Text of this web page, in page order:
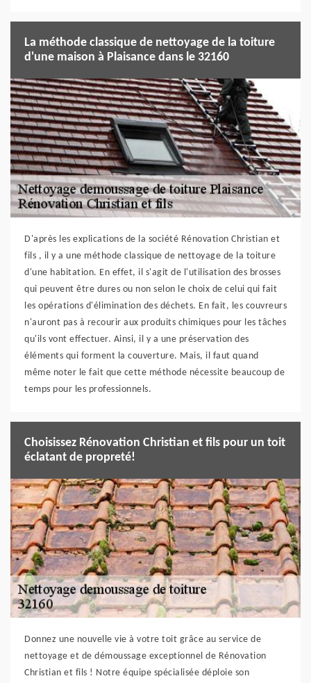
La méthode classique de nettoyage de la toiture
d'une maison à Plaisance dans le 32160
D'après les explications de la société Rénovation Christian et
fils , il y a une méthode classique de nettoyage de la toiture
d'une habitation. En effet, il s'agit de l'utilisation des brosses
qui peuvent être dures ou non selon le choix de celui qui fait
les opérations d'élimination des déchets. En fait, les couvreurs
n'auront pas à recourir aux produits chimiques pour les tâches
qu'ils vont effectuer. Ainsi, il y a une préservation des
éléments qui forment la couverture. Mais, il faut quand
même noter le fait que cette méthode nécessite beaucoup de
temps pour les professionnels.
Choisissez Rénovation Christian et fils pour un toit
éclatant de propreté!
Donnez une nouvelle vie à votre toit grâce au service de
nettoyage et de démoussage exceptionnel de Rénovation
Christian et fils ! Notre équipe spécialisée déploie son